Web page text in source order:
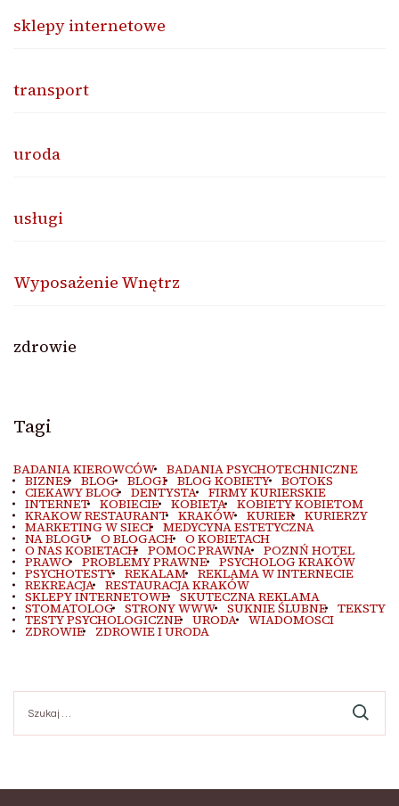
sklepy internetowe
transport
uroda
usługi
Wyposażenie Wnętrz
zdrowie
Tagi
BADANIA KIEROWCÓW BADANIA PSYCHOTECHNICZNE
BIZNES BLOG BLOGI BLOG KOBIETY BOTOKS
CIEKAWY BLOG DENTYSTA FIRMY KURIERSKIE
INTERNET KOBIECIE KOBIETA KOBIETY KOBIETOM
KRAKOW RESTAURANT KRAKÓW KURIER KURIERZY
MARKETING W SIECI MEDYCYNA ESTETYCZNA
NA BLOGU O BLOGACH O KOBIETACH
O NAS KOBIETACH POMOC PRAWNA POZNŃ HOTEL
PRAWO PROBLEMY PRAWNE PSYCHOLOG KRAKÓW
PSYCHOTESTY REKALAM REKLAMA W INTERNECIE
REKREACJA RESTAURACJA KRAKÓW
SKLEPY INTERNETOWE SKUTECZNA REKLAMA
STOMATOLOG STRONY WWW SUKNIE ŚLUBNE TEKSTY
TESTY PSYCHOLOGICZNE URODA WIADOMOSCI
ZDROWIE ZDROWIE I URODA